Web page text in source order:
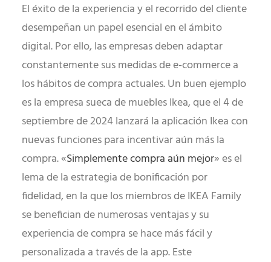
El éxito de la experiencia y el recorrido del cliente
desempeñan un papel esencial en el ámbito
digital. Por ello, las empresas deben adaptar
constantemente sus medidas de e-commerce a
los hábitos de compra actuales. Un buen ejemplo
es la empresa sueca de muebles Ikea, que el 4 de
septiembre de 2024 lanzará la aplicación Ikea con
nuevas funciones para incentivar aún más la
compra. «Simplemente compra aún mejor» es el
lema de la estrategia de bonificación por
fidelidad, en la que los miembros de IKEA Family
se benefician de numerosas ventajas y su
experiencia de compra se hace más fácil y
personalizada a través de la app. Este